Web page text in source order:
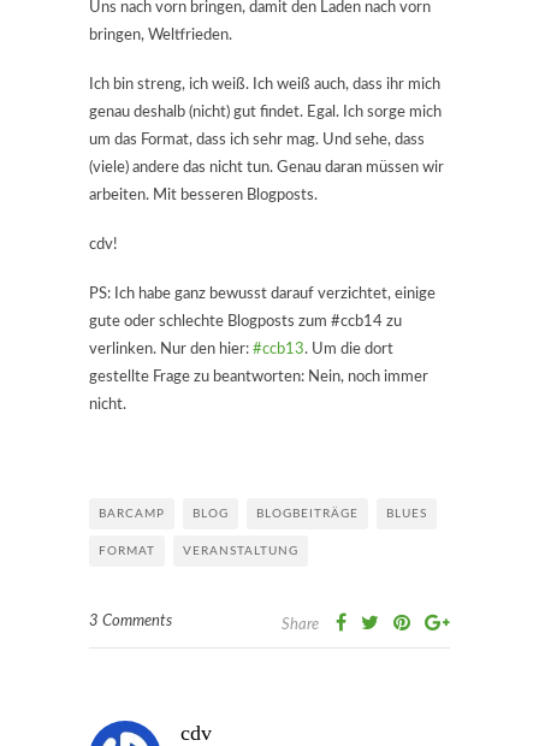
Uns nach vorn bringen, damit den Laden nach vorn
bringen, Weltfrieden.
Ich bin streng, ich weiß. Ich weiß auch, dass ihr mich
genau deshalb (nicht) gut findet. Egal. Ich sorge mich
um das Format, dass ich sehr mag. Und sehe, dass
(viele) andere das nicht tun. Genau daran müssen wir
arbeiten. Mit besseren Blogposts.
cdv!
PS: Ich habe ganz bewusst darauf verzichtet, einige
gute oder schlechte Blogposts zum #ccb14 zu
verlinken. Nur den hier: #ccb13. Um die dort
gestellte Frage zu beantworten: Nein, noch immer
nicht.
BARCAMP BLOG BLOGBEITRÄGE BLUES
FORMAT VERANSTALTUNG
3 Comments Share
cdv